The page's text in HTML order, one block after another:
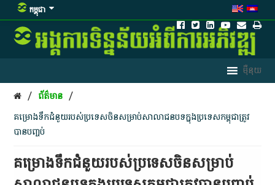
កម្ពុជា
/ ព័ត៌មាន /
គម្រោង​ទឹក​ជំនួយ​របស់​ប្រទេស​ចិន​សម្រាប់​សាលា​ជនបទ​ក្នុង​ប្រទេស​កម្ពុជាត្រូវ​
បាន​បញ្ចប់
គម្រោង​ទឹក​ជំនួយ​របស់​ប្រទេស​ចិន​សម្រាប់​